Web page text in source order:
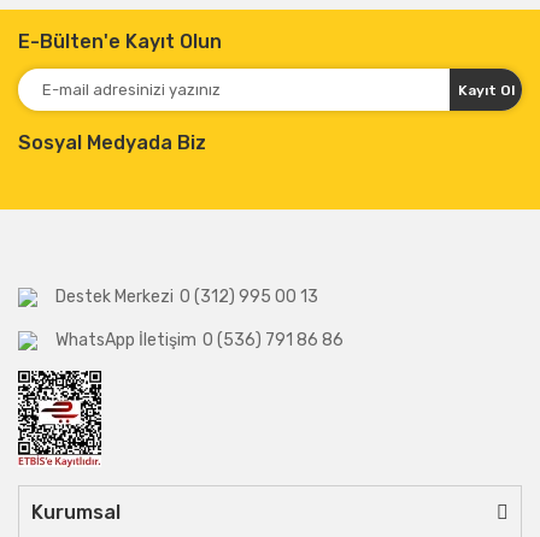
E-Bülten'e Kayıt Olun
Kayıt Ol
Sosyal Medyada Biz
Destek Merkezi 0 (312) 995 00 13
WhatsApp İletişim 0 (536) 791 86 86
Kurumsal